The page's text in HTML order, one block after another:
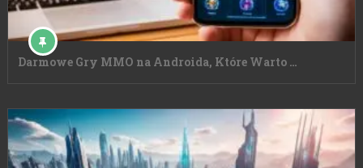
Darmowe Gry MMO na Androida, Które Warto …